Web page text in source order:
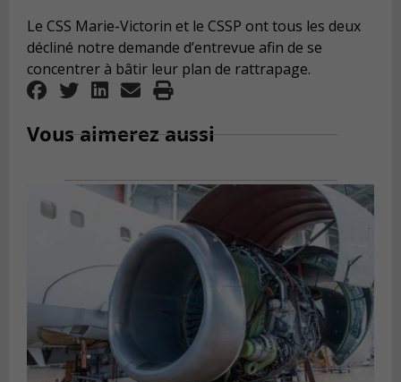
Le CSS Marie-Victorin et le CSSP ont tous les deux
décliné notre demande d’entrevue afin de se
concentrer à bâtir leur plan de rattrapage.
Vous aimerez aussi